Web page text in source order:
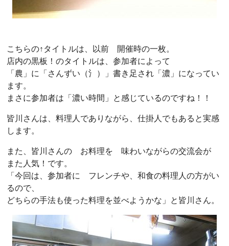
こちらの↑タイトルは、以前 開催時の一枚。
店内の黒板！のタイトルは、参加者によって
「農」に「さんずい（氵）」書き足され「濃」になってい
ます。
まさに参加者は「濃い時間」と感じているのですね！！
皆川さんは、料理人でありながら、仕掛人でもあると実感
します。
また、皆川さんの お料理を 味わいながらの交流会が
また人気！です。
「今回は、参加者に フレンチや、和食の料理人の方がい
るので、
どちらの手法も使った料理を並べようかな」と皆川さん。